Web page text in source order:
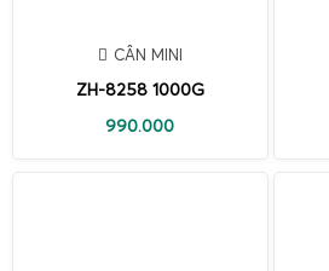
CÂN MINI
ZH-8258 1000G
990.000